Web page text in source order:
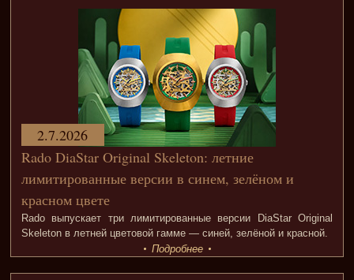
Rado DiaStar Original Skeleton: летние
лимитированные версии в синем, зелёном и
красном цвете
Rado выпускает три лимитированные версии DiaStar Original
Skeleton в летней цветовой гамме — синей, зелёной и красной.
2.7.2026
Подробнее